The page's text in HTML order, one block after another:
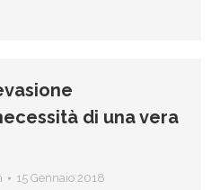
di una vera
15 Gennaio 2018